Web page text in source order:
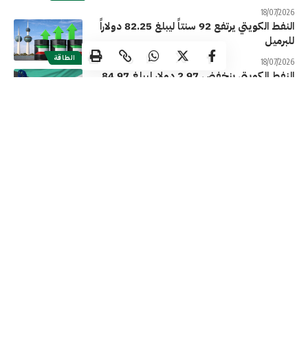
18/07/2026
الطاقة
النفط الكويتي يرتفع 92 سنتاً ليبلغ 82.25 دولاراً
للبرميل
18/07/2026
النفط الكويتي ينخفض 2.97 دولار ليبلغ 84.97